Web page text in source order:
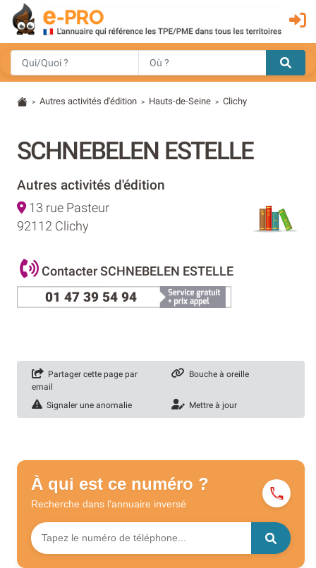
> Autres activités d'édition > Hauts-de-Seine > Clichy
SCHNEBELEN ESTELLE
Autres activités d'édition
13 rue Pasteur
92112 Clichy
Contacter SCHNEBELEN ESTELLE
01 47 39 54 94
Partager cette page par
email
Bouche à oreille
Signaler une anomalie Mettre à jour
À qui est ce numéro ?
Recherche dans l'annuaire inversé